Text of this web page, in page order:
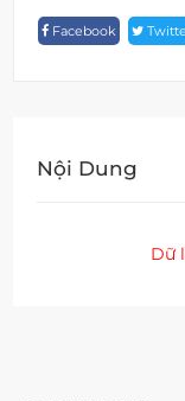
Quantity
Facebook
Nội Dung
Dữ